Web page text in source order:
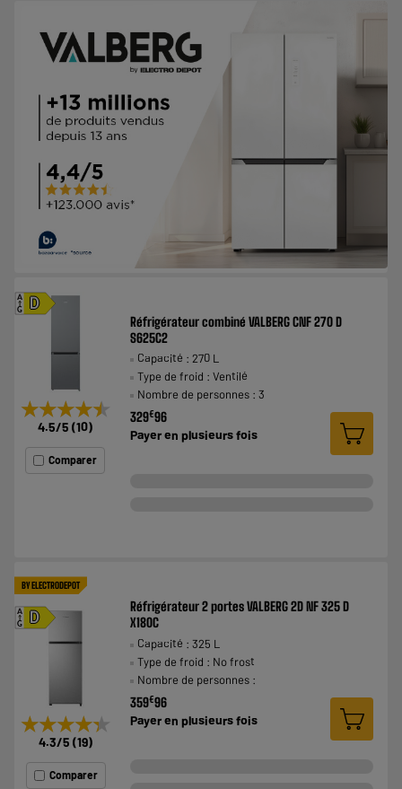
D
A
G
★★★★★
★★★★★
4.5/5 (10)
Comparer
Réfrigérateur combiné VALBERG CNF 270 D
S625C2
Capacité : 270 L
Type de froid : Ventilé
Nombre de personnes : 3
329€96
Payer en plusieurs fois
BY ELECTRODEPOT
D
A
G
★★★★★
★★★★★
4.3/5 (19)
Comparer
Réfrigérateur 2 portes VALBERG 2D NF 325 D
X180C
Capacité : 325 L
Type de froid : No frost
Nombre de personnes :
359€96
Payer enplusieurs fois